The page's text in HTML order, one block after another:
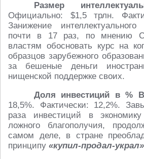
Размер
Официально: $1,5 трлн.
Занижение
почти в 17 раз, по мнению
властям обосновать курс на
образцов зарубежного
за бешеные деньги
нищенской поддержке своих.
Доля инвестиций в %
18,5%. Фактически: 12,2%.
раза инвестиций в
ложного благополучия,
самом деле, в стране
принципу «купил-продал-украл»